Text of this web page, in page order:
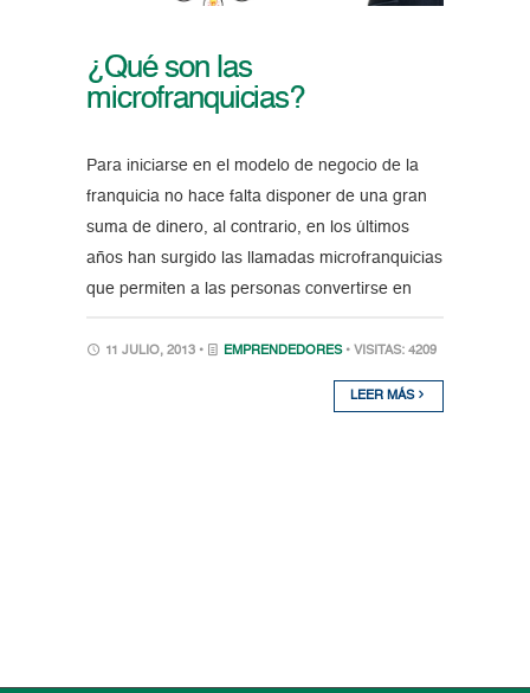
¿Qué son las
microfranquicias?
Para iniciarse en el modelo de negocio de la
franquicia no hace falta disponer de una gran
suma de dinero, al contrario, en los últimos
años han surgido las llamadas microfranquicias
que permiten a las personas convertirse en
11 JULIO, 2013 • EMPRENDEDORES • VISITAS: 4209
LEER MÁS